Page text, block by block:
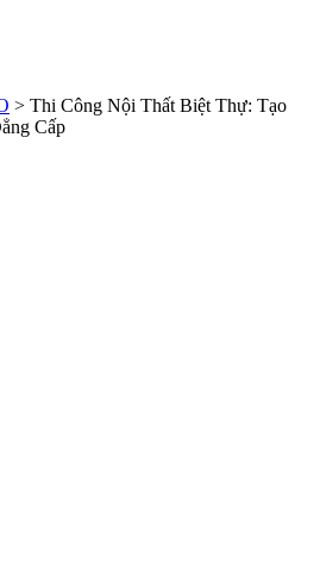
> Thi Công Nội Thất Biệt Thự: Tạo
Cấp